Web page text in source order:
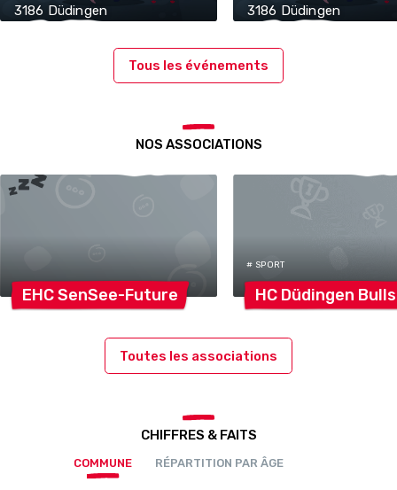
3186 Düdingen
3186 Düdingen
Tous les événements
NOS ASSOCIATIONS
EHCSenSee-Future
# SPORT
HC Düdingen Bulls
Toutes les associations
CHIFFRES & FAITS
COMMUNE RÉPARTITION PAR ÂGE